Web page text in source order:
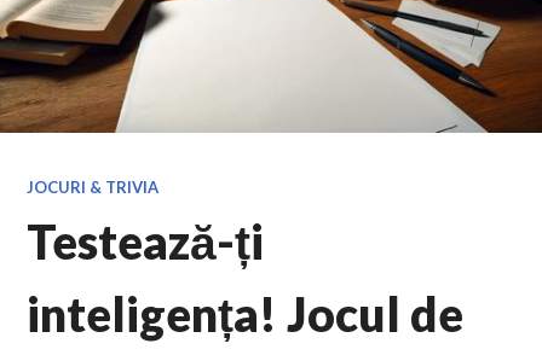
JOCURI & TRIVIA
Testează-ți
inteligența! Jocul de